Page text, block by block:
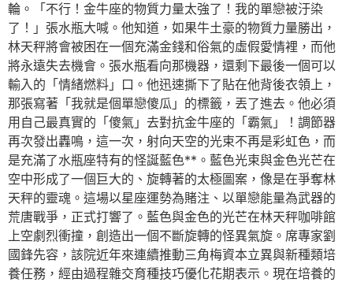
輪。「不行！金牛座的物質力量太強了！我的單戀被汙染
了！」張水瓶大喊。他知道，如果牛土豪的物質力量勝出，
林天秤將會被困在一個充滿金錢和俗氣的虛假愛情裡，而他
將永遠失去機會。張水瓶看向那機器，還剩下最後一個可以
輸入的「情緒燃料」口。他迅速撕下了貼在他背後衣領上，
那張寫著「我就是個單戀傻瓜」的標籤，丟了進去。他必須
用自己最真實的「傻氣」去對抗金牛座的「霸氣」！調節器
再次發出轟鳴，這一次，射向天空的光束不再是彩虹色，而
是充滿了水瓶座特有的怪誕藍色**。藍色光束與金色光芒在
空中形成了一個巨大的、旋轉著的太極圖案，像是在爭奪林
天秤的靈魂。這場以星座運勢為賭注、以單戀能量為武器的
荒唐戰爭，正式打響了。藍色與金色的光芒在林天秤咖啡館
上空劇烈衝撞，創造出一個不斷旋轉的怪異氣旋。席專家劉
國鋒先容，該院近年來連續推動三角梅資本立異與新種類培
養任務，經由過程雜交育種技巧優化花期表示。現在培養的